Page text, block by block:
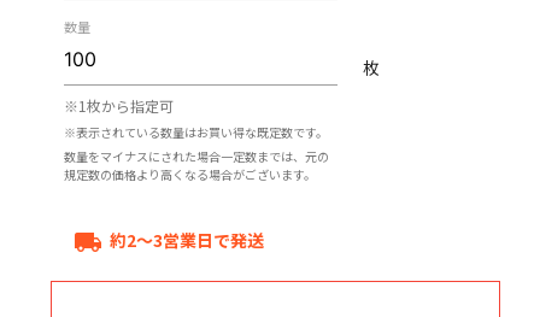
数量
※1枚から指定可
※表示されている数量はお買い得な既定数です。
数量をマイナスにされた場合一定数までは、元の
規定数の価格より高くなる場合がございます。
枚
local_shipping 約2～3営業日で発送